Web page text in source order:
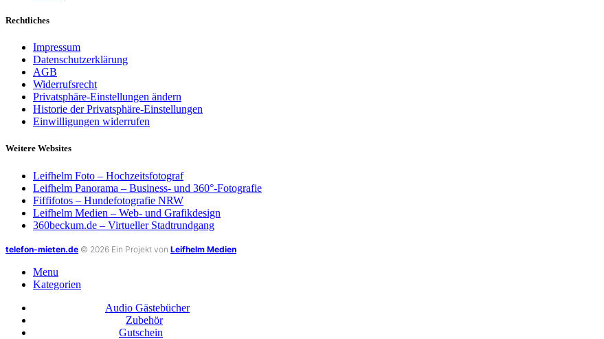
Rechtliches
Impressum
Datenschutzerklärung
AGB
Widerrufsrecht
Privatsphäre-Einstellungen ändern
Historie der Privatsphäre-Einstellungen
Einwilligungen widerrufen
Weitere Websites
Leifhelm Foto – Hochzeitsfotograf
Leifhelm Panorama – Business- und 360°-Fotografie
Fiffifotos – Hundefotografie NRW
Leifhelm Medien – Web- und Grafikdesign
360beckum.de – Virtueller Stadtrundgang
telefon-mieten.de © 2026 Ein Projekt von Leifhelm Medien
Menu
Kategorien
Audio Gästebücher
Zubehör
Gutschein